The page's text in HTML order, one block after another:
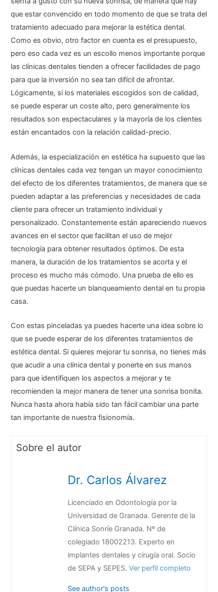
que estar convencido en todo momento de que se trata del
tratamiento adecuado para mejorar la estética dental.
Como es obvio, otro factor en cuenta es el presupuesto,
pero eso cada vez es un escollo menos importante porque
las clínicas dentales tienden a ofrecer facilidades de pago
para que la inversión no sea tan difícil de afrontar.
Lógicamente, si los materiales escogidos son de calidad,
se puede esperar un coste alto, pero generalmente los
resultados son espectaculares y la mayoría de los clientes
están encantados con la relación calidad-precio.
Además, la especialización en estética ha supuesto que las
clínicas dentales cada vez tengan un mayor conocimiento
del efecto de los diferentes tratamientos, de manera que se
pueden adaptar a las preferencias y necesidades de cada
cliente para ofrecer un tratamiento individual y
personalizado. Constantemente están apareciendo nuevos
avances en el sector que facilitan el uso de mejor
tecnología para obtener resultados óptimos. De esta
manera, la duración de los tratamientos se acorta y el
proceso es mucho más cómodo. Una prueba de ello es
que puedas hacerte un blanqueamiento dental en tu propia
casa.
Con estas pinceladas ya puedes hacerte una idea sobre lo
que se puede esperar de los diferentes tratamientos de
estética dental. Si quieres mejorar tu sonrisa, no tienes más
que acudir a una clínica dental y ponerte en sus manos
para que identifiquen los aspectos a mejorar y te
recomienden la mejor manera de tener una sonrisa bonita.
Nunca hasta ahora había sido tan fácil cambiar una parte
tan importante de nuestra fisionomía.
Sobre el autor
Dr. Carlos Álvarez
Licenciado en Odontología por la
Universidad de Granada. Gerente de la
Clínica Sonríe Granada. Nº de
colegiado 18002213. Experto en
implantes dentales y cirugía oral. Socio
de SEPA y SEPES. Ver perfil completo
See author's posts